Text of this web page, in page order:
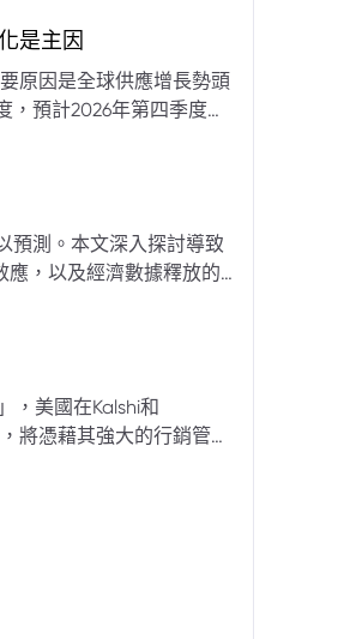
是主因
原因是全球供應增長勢頭
預計2026年第四季度布
產量提升，加上需求端
場已存在的供過於求而
觸及140美元。相對地，
年則可能降至每桶60
預測。本文深入探討導致
，以及經濟數據釋放的
先前「逢低買入」策略
，美國在Kalshi和
將憑藉其強大的行銷管